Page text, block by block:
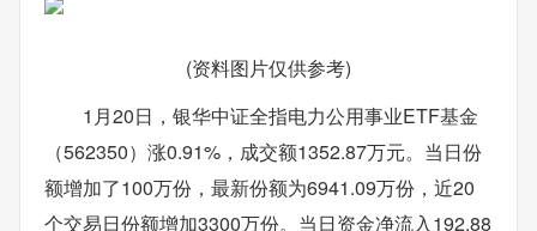
(资料图片仅供参考)
1月20日，银华中证全指电力公用事业ETF基金
（562350）涨0.91%，成交额1352.87万元。当日份
额增加了100万份，最新份额为6941.09万份，近20
个交易日份额增加3300万份。当日资金净流入192.88